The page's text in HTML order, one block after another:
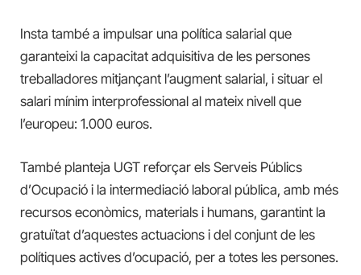
Insta també a impulsar una política salarial que
garanteixi la capacitat adquisitiva de les persones
treballadores mitjançant l’augment salarial, i situar el
salari mínim interprofessional al mateix nivell que
l’europeu: 1.000 euros.
També planteja UGT reforçar els Serveis Públics
d’Ocupació i la intermediació laboral pública, amb més
recursos econòmics, materials i humans, garantint la
gratuïtat d’aquestes actuacions i del conjunt de les
polítiques actives d’ocupació, per a totes les persones.